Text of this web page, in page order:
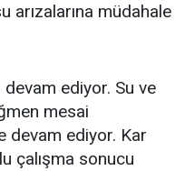
arızalarına müdahale
devam ediyor. Su ve
mesai
devam ediyor. Kar
çalışma sonucu